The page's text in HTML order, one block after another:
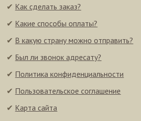
✔ Как сделать заказ?
✔ Какие способы оплаты?
✔ В какую страну можно отправить?
✔ Был ли звонок адресату?
✔ Политика конфиденциальности
✔ Пользовательское соглашение
✔ Карта сайта